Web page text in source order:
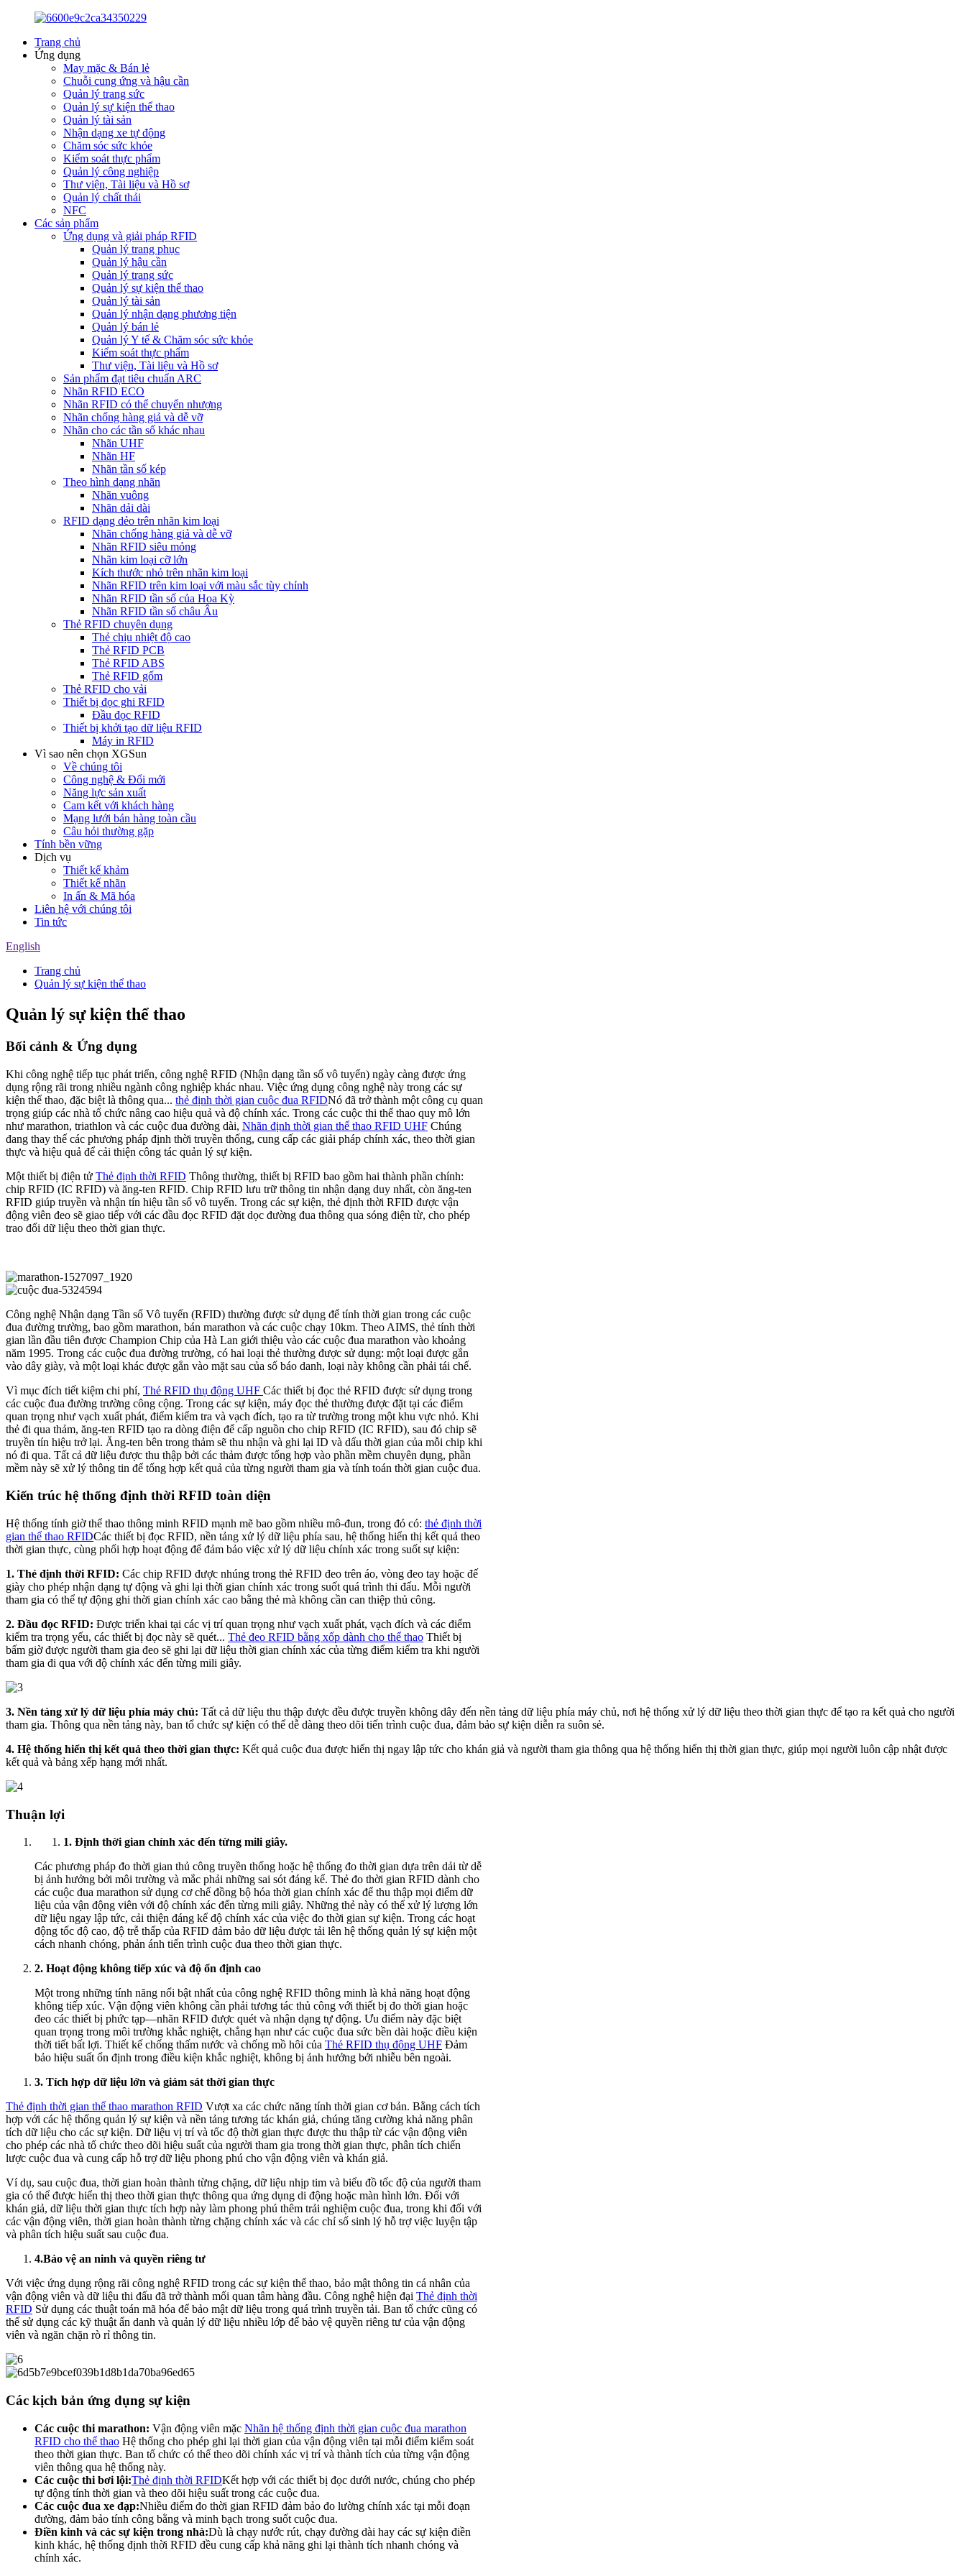
Trang chủ
Ứng dụng
May mặc & Bán lẻ
Chuỗi cung ứng và hậu cần
Quản lý trang sức
Quản lý sự kiện thể thao
Quản lý tài sản
Nhận dạng xe tự động
Chăm sóc sức khỏe
Kiểm soát thực phẩm
Quản lý công nghiệp
Thư viện, Tài liệu và Hồ sơ
Quản lý chất thải
NFC
Các sản phẩm
Ứng dụng và giải pháp RFID
Quản lý trang phục
Quản lý hậu cần
Quản lý trang sức
Quản lý sự kiện thể thao
Quản lý tài sản
Quản lý nhận dạng phương tiện
Quản lý bán lẻ
Quản lý Y tế & Chăm sóc sức khỏe
Kiểm soát thực phẩm
Thư viện, Tài liệu và Hồ sơ
Sản phẩm đạt tiêu chuẩn ARC
Nhãn RFID ECO
Nhãn RFID có thể chuyển nhượng
Nhãn chống hàng giả và dễ vỡ
Nhãn cho các tần số khác nhau
Nhãn UHF
Nhãn HF
Nhãn tần số kép
Theo hình dạng nhãn
Nhãn vuông
Nhãn dải dài
RFID dạng dẻo trên nhãn kim loại
Nhãn chống hàng giả và dễ vỡ
Nhãn RFID siêu mỏng
Nhãn kim loại cỡ lớn
Kích thước nhỏ trên nhãn kim loại
Nhãn RFID trên kim loại với màu sắc tùy chỉnh
Nhãn RFID tần số của Hoa Kỳ
Nhãn RFID tần số châu Âu
Thẻ RFID chuyên dụng
Thẻ chịu nhiệt độ cao
Thẻ RFID PCB
Thẻ RFID ABS
Thẻ RFID gốm
Thẻ RFID cho vải
Thiết bị đọc ghi RFID
Đầu đọc RFID
Thiết bị khởi tạo dữ liệu RFID
Máy in RFID
Vì sao nên chọn XGSun
Về chúng tôi
Công nghệ & Đổi mới
Năng lực sản xuất
Cam kết với khách hàng
Mạng lưới bán hàng toàn cầu
Câu hỏi thường gặp
Tính bền vững
Dịch vụ
Thiết kế khảm
Thiết kế nhãn
In ấn & Mã hóa
Liên hệ với chúng tôi
Tin tức
English
Trang chủ
Quản lý sự kiện thể thao
Quản lý sự kiện thể thao
Bối cảnh & Ứng dụng
Khi công nghệ tiếp tục phát triển, công nghệ RFID (Nhận dạng tần số vô tuyến) ngày càng được ứng
dụng rộng rãi trong nhiều ngành công nghiệp khác nhau. Việc ứng dụng công nghệ này trong các sự
kiện thể thao, đặc biệt là thông qua... thẻ định thời gian cuộc đua RFIDNó đã trở thành một công cụ quan
trọng giúp các nhà tổ chức nâng cao hiệu quả và độ chính xác. Trong các cuộc thi thể thao quy mô lớn
như marathon, triathlon và các cuộc đua đường dài, Nhãn định thời gian thể thao RFID UHF Chúng
đang thay thế các phương pháp định thời truyền thống, cung cấp các giải pháp chính xác, theo thời gian
thực và hiệu quả để cải thiện công tác quản lý sự kiện.
Một thiết bị điện tử Thẻ định thời RFID Thông thường, thiết bị RFID bao gồm hai thành phần chính:
chip RFID (IC RFID) và ăng-ten RFID. Chip RFID lưu trữ thông tin nhận dạng duy nhất, còn ăng-ten
RFID giúp truyền và nhận tín hiệu tần số vô tuyến. Trong các sự kiện, thẻ định thời RFID được vận
động viên đeo sẽ giao tiếp với các đầu đọc RFID đặt dọc đường đua thông qua sóng điện từ, cho phép
trao đổi dữ liệu theo thời gian thực.
Công nghệ Nhận dạng Tần số Vô tuyến (RFID) thường được sử dụng để tính thời gian trong các cuộc
đua đường trường, bao gồm marathon, bán marathon và các cuộc chạy 10km. Theo AIMS, thẻ tính thời
gian lần đầu tiên được Champion Chip của Hà Lan giới thiệu vào các cuộc đua marathon vào khoảng
năm 1995. Trong các cuộc đua đường trường, có hai loại thẻ thường được sử dụng: một loại được gắn
vào dây giày, và một loại khác được gắn vào mặt sau của số báo danh, loại này không cần phải tái chế.
Vì mục đích tiết kiệm chi phí, Thẻ RFID thụ động UHF Các thiết bị đọc thẻ RFID được sử dụng trong
các cuộc đua đường trường công cộng. Trong các sự kiện, máy đọc thẻ thường được đặt tại các điểm
quan trọng như vạch xuất phát, điểm kiểm tra và vạch đích, tạo ra từ trường trong một khu vực nhỏ. Khi
thẻ đi qua thảm, ăng-ten RFID tạo ra dòng điện để cấp nguồn cho chip RFID (IC RFID), sau đó chip sẽ
truyền tín hiệu trở lại. Ăng-ten bên trong thảm sẽ thu nhận và ghi lại ID và dấu thời gian của mỗi chip khi
nó đi qua. Tất cả dữ liệu được thu thập bởi các thảm được tổng hợp vào phần mềm chuyên dụng, phần
mềm này sẽ xử lý thông tin để tổng hợp kết quả của từng người tham gia và tính toán thời gian cuộc đua.
Kiến trúc hệ thống định thời RFID toàn diện
Hệ thống tính giờ thể thao thông minh RFID mạnh mẽ bao gồm nhiều mô-đun, trong đó có: thẻ định thời
gian thể thao RFIDCác thiết bị đọc RFID, nền tảng xử lý dữ liệu phía sau, hệ thống hiển thị kết quả theo
thời gian thực, cùng phối hợp hoạt động để đảm bảo việc xử lý dữ liệu chính xác trong suốt sự kiện:
1. Thẻ định thời RFID: Các chip RFID được nhúng trong thẻ RFID đeo trên áo, vòng đeo tay hoặc đế
giày cho phép nhận dạng tự động và ghi lại thời gian chính xác trong suốt quá trình thi đấu. Mỗi người
tham gia có thể tự động ghi thời gian chính xác cao bằng thẻ mà không cần can thiệp thủ công.
2. Đầu đọc RFID: Được triển khai tại các vị trí quan trọng như vạch xuất phát, vạch đích và các điểm
kiểm tra trọng yếu, các thiết bị đọc này sẽ quét... Thẻ đeo RFID bằng xốp dành cho thể thao Thiết bị
bấm giờ được người tham gia đeo sẽ ghi lại dữ liệu thời gian chính xác của từng điểm kiểm tra khi người
tham gia đi qua với độ chính xác đến từng mili giây.
3. Nền tảng xử lý dữ liệu phía máy chủ: Tất cả dữ liệu thu thập được đều được truyền không dây đến nền tảng dữ liệu phía máy chủ, nơi hệ thống xử lý dữ liệu theo thời gian thực để tạo ra kết quả cho người
tham gia. Thông qua nền tảng này, ban tổ chức sự kiện có thể dễ dàng theo dõi tiến trình cuộc đua, đảm bảo sự kiện diễn ra suôn sẻ.
4. Hệ thống hiển thị kết quả theo thời gian thực: Kết quả cuộc đua được hiển thị ngay lập tức cho khán giả và người tham gia thông qua hệ thống hiển thị thời gian thực, giúp mọi người luôn cập nhật được
kết quả và bảng xếp hạng mới nhất.
Thuận lợi
1. Định thời gian chính xác đến từng mili giây.
Các phương pháp đo thời gian thủ công truyền thống hoặc hệ thống đo thời gian dựa trên dải từ dễ
bị ảnh hưởng bởi môi trường và mắc phải những sai sót đáng kể. Thẻ đo thời gian RFID dành cho
các cuộc đua marathon sử dụng cơ chế đồng bộ hóa thời gian chính xác để thu thập mọi điểm dữ
liệu của vận động viên với độ chính xác đến từng mili giây. Những thẻ này có thể xử lý lượng lớn
dữ liệu ngay lập tức, cải thiện đáng kể độ chính xác của việc đo thời gian sự kiện. Trong các hoạt
động tốc độ cao, độ trễ thấp của RFID đảm bảo dữ liệu được tải lên hệ thống quản lý sự kiện một
cách nhanh chóng, phản ánh tiến trình cuộc đua theo thời gian thực.
2. Hoạt động không tiếp xúc và độ ổn định cao
Một trong những tính năng nổi bật nhất của công nghệ RFID thông minh là khả năng hoạt động
không tiếp xúc. Vận động viên không cần phải tương tác thủ công với thiết bị đo thời gian hoặc
đeo các thiết bị phức tạp—nhãn RFID được quét và nhận dạng tự động. Ưu điểm này đặc biệt
quan trọng trong môi trường khắc nghiệt, chẳng hạn như các cuộc đua sức bền dài hoặc điều kiện
thời tiết bất lợi. Thiết kế chống thấm nước và chống mồ hôi của Thẻ RFID thụ động UHF Đảm
bảo hiệu suất ổn định trong điều kiện khắc nghiệt, không bị ảnh hưởng bởi nhiễu bên ngoài.
3. Tích hợp dữ liệu lớn và giám sát thời gian thực
Thẻ định thời gian thể thao marathon RFID Vượt xa các chức năng tính thời gian cơ bản. Bằng cách tích
hợp với các hệ thống quản lý sự kiện và nền tảng tương tác khán giả, chúng tăng cường khả năng phân
tích dữ liệu cho các sự kiện. Dữ liệu vị trí và tốc độ thời gian thực được thu thập từ các vận động viên
cho phép các nhà tổ chức theo dõi hiệu suất của người tham gia trong thời gian thực, phân tích chiến
lược cuộc đua và cung cấp hỗ trợ dữ liệu phong phú cho vận động viên và khán giả.
Ví dụ, sau cuộc đua, thời gian hoàn thành từng chặng, dữ liệu nhịp tim và biểu đồ tốc độ của người tham
gia có thể được hiển thị theo thời gian thực thông qua ứng dụng di động hoặc màn hình lớn. Đối với
khán giả, dữ liệu thời gian thực tích hợp này làm phong phú thêm trải nghiệm cuộc đua, trong khi đối với
các vận động viên, thời gian hoàn thành từng chặng chính xác và các chỉ số sinh lý hỗ trợ việc luyện tập
và phân tích hiệu suất sau cuộc đua.
4.Bảo vệ an ninh và quyền riêng tư
Với việc ứng dụng rộng rãi công nghệ RFID trong các sự kiện thể thao, bảo mật thông tin cá nhân của
vận động viên và dữ liệu thi đấu đã trở thành mối quan tâm hàng đầu. Công nghệ hiện đại Thẻ định thời
RFID Sử dụng các thuật toán mã hóa để bảo mật dữ liệu trong quá trình truyền tải. Ban tổ chức cũng có
thể sử dụng các kỹ thuật ẩn danh và quản lý dữ liệu nhiều lớp để bảo vệ quyền riêng tư của vận động
viên và ngăn chặn rò rỉ thông tin.
Các kịch bản ứng dụng sự kiện
Các cuộc thi marathon: Vận động viên mặc Nhãn hệ thống định thời gian cuộc đua marathon
RFID cho thể thao Hệ thống cho phép ghi lại thời gian của vận động viên tại mỗi điểm kiểm soát
theo thời gian thực. Ban tổ chức có thể theo dõi chính xác vị trí và thành tích của từng vận động
viên thông qua hệ thống này.
Các cuộc thi bơi lội:Thẻ định thời RFIDKết hợp với các thiết bị đọc dưới nước, chúng cho phép
tự động tính thời gian và theo dõi hiệu suất trong các cuộc đua.
Các cuộc đua xe đạp:Nhiều điểm đo thời gian RFID đảm bảo đo lường chính xác tại mỗi đoạn
đường, đảm bảo tính công bằng và minh bạch trong suốt cuộc đua.
Điền kinh và các sự kiện trong nhà:Dù là chạy nước rút, chạy đường dài hay các sự kiện điền
kinh khác, hệ thống định thời RFID đều cung cấp khả năng ghi lại thành tích nhanh chóng và
chính xác.